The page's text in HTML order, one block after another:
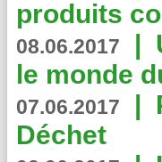
produits
08.06.2017 |
le monde
07.06.2017 |
Déchet